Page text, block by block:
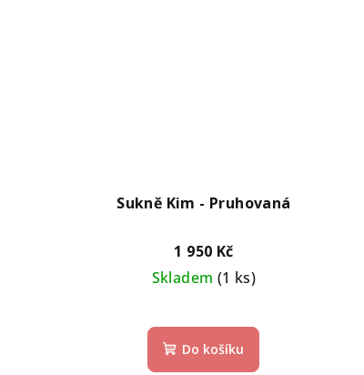
Sukně Kim - Pruhovaná
1 950 Kč
Skladem (1 ks)
Do košíku